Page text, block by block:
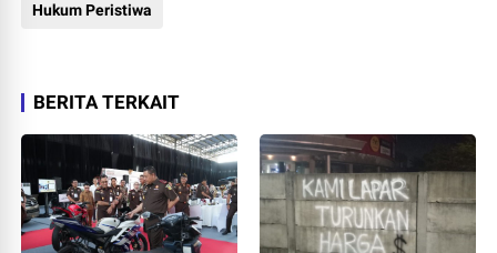
Hukum Peristiwa
BERITA TERKAIT